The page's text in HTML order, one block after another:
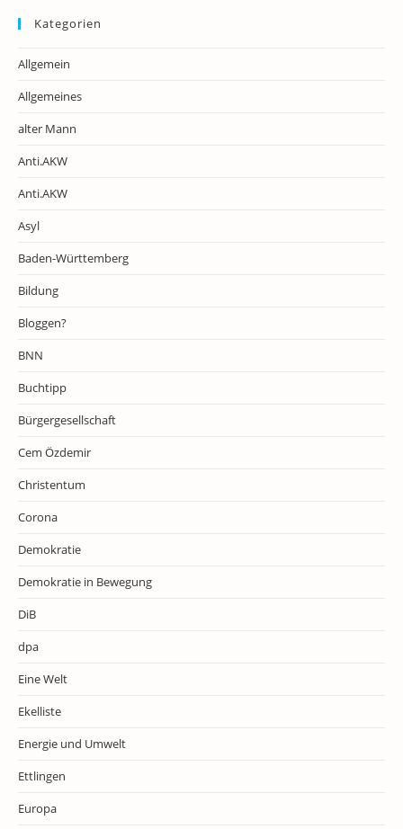
Kategorien
Allgemein
Allgemeines
alter Mann
Anti.AKW
Anti.AKW
Asyl
Baden-Württemberg
Bildung
Bloggen?
BNN
Buchtipp
Bürgergesellschaft
Cem Özdemir
Christentum
Corona
Demokratie
Demokratie in Bewegung
DiB
dpa
Eine Welt
Ekelliste
Energie und Umwelt
Ettlingen
Europa